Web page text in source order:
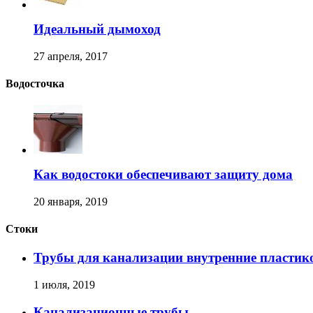
Идеальный дымоход
27 апреля, 2017
Водосточка
Как водостоки обеспечивают защиту дома
20 января, 2019
Стоки
Трубы для канализации внутренние
1 июля, 2019